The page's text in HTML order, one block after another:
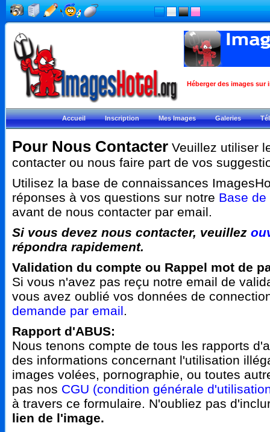
Héberger des images sur
Accueil Inscription Mes Images Galeries
Pour Nous ContacterVeuillez utiliser
contacter ou nous faire part de vos
Utilisez la base de connaissances
réponses à vos questions sur notre Base
avant de nous contacter par email.
Si vous devez nous contacter, veuillez
répondra rapidement.
Validation du compte ou Rappel mot de
Si vous n'avez pas reçu notre email de
vous avez oublié vos données de
demande par email.
Rapport d'ABUS:
Nous tenons compte de tous les rapports
des informations concernant l'utilisation
images volées, pornographie, ou toutes
pas nos CGU (condition générale
à travers ce formulaire. N'oubliez pas
lien de l'image.